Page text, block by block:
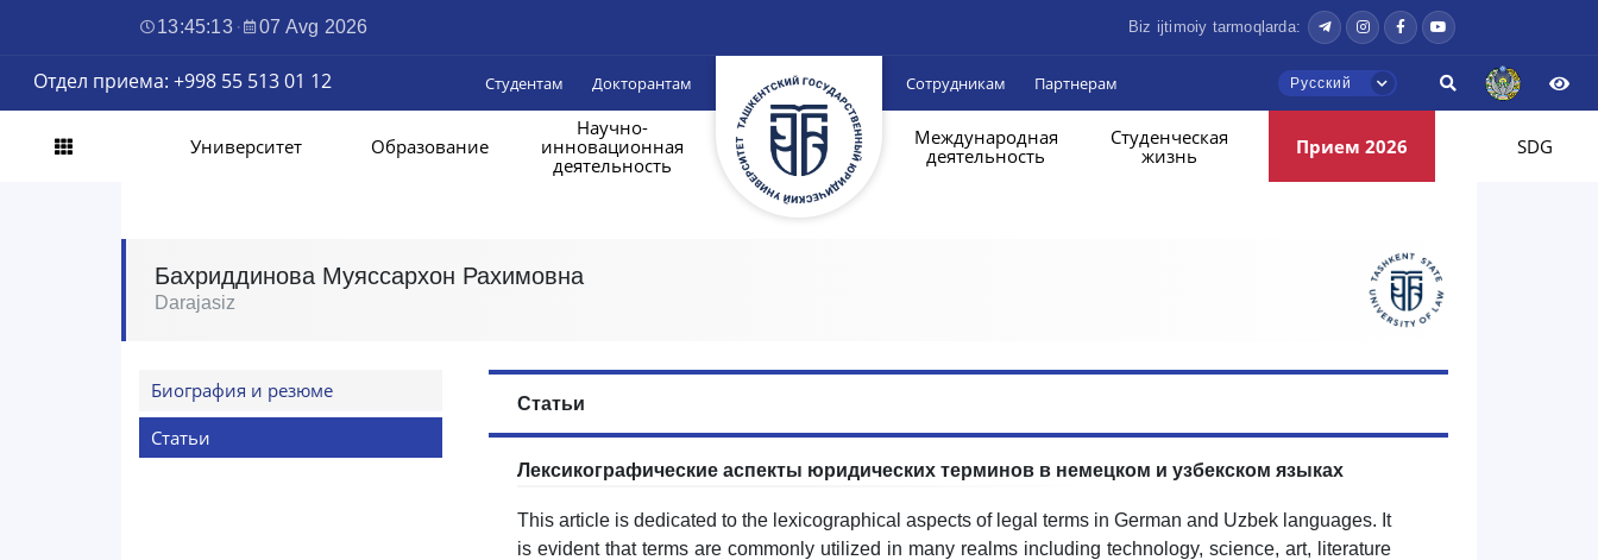
13:45:14 · 07 Avg 2026 Biz ijtimoiy tarmoqlarda:
Отдел приема: +998 55 513 01 12 Студентам Докторантам Сотрудникам Партнерам Русский
Университет Образование
Научно-
инновационная
деятельность
Международная
деятельность
Студенческая
жизнь
Прием 2026 SDG
Бахриддинова Муяссархон Рахимовна
Darajasiz
Биография и резюме
Статьи
Статьи
Лексикографические аспекты юридических терминов в немецком и узбекском языках
This article is dedicated to the lexicographical aspects of legal terms in German and Uzbek languages. It
is evident that terms are commonly utilized in many realms including technology, science, art, literature